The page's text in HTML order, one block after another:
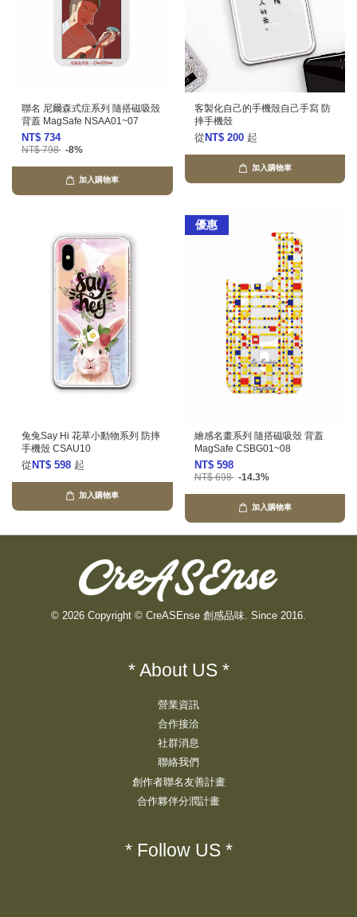
聯名 尼爾森式症系列 隨搭磁吸殼
背蓋 MagSafe NSAA01~07
NT$ 734
NT$ 798 -8%
加入購物車
客製化自己的手機殼自己手寫 防
摔手機殼
從 NT$ 200 起
加入購物車
兔兔Say Hi 花草小動物系列 防摔
手機殼 CSAU10
從 NT$ 598 起
加入購物車
優惠
繪感名畫系列 隨搭磁吸殼 背蓋
MagSafe CSBG01~08
NT$ 598
NT$ 698 -14.3%
加入購物車
© 2026 Copyright © CreASEnse 創感品味. Since 2016.
* About US *
營業資訊
合作接洽
社群消息
聯絡我們
創作者聯名友善計畫
合作夥伴分潤計畫
* Follow US *